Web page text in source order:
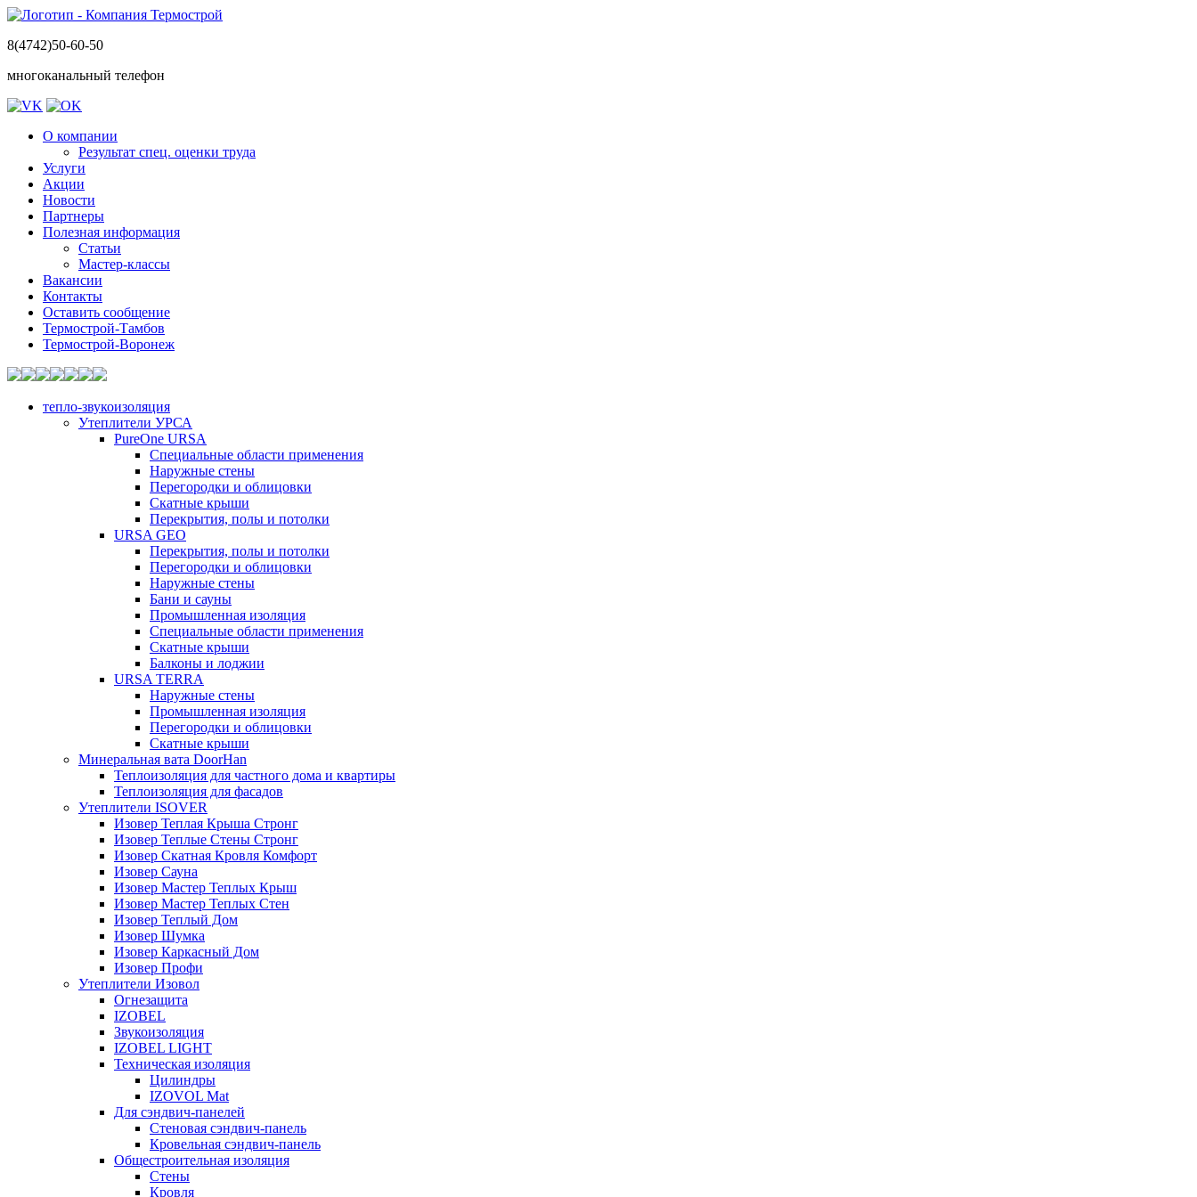
8(4742)50-60-50
многоканальный телефон
О компании
Результат спец. оценки труда
Услуги
Акции
Новости
Партнеры
Полезная информация
Статьи
Мастер-классы
Вакансии
Контакты
Оставить сообщение
Термострой-Тамбов
Термострой-Воронеж
тепло-звукоизоляция
Утеплители УРСА
PureOne URSA
Специальные области применения
Наружные стены
Перегородки и облицовки
Скатные крыши
Перекрытия, полы и потолки
URSA GEO
Перекрытия, полы и потолки
Перегородки и облицовки
Наружные стены
Бани и сауны
Промышленная изоляция
Специальные области применения
Скатные крыши
Балконы и лоджии
URSA TERRA
Наружные стены
Промышленная изоляция
Перегородки и облицовки
Скатные крыши
Минеральная вата DoorHan
Теплоизоляция для частного дома и квартиры
Теплоизоляция для фасадов
Утеплители ISOVER
Изовер Теплая Крыша Стронг
Изовер Теплые Стены Стронг
Изовер Скатная Кровля Комфорт
Изовер Сауна
Изовер Мастер Теплых Крыш
Изовер Мастер Теплых Стен
Изовер Теплый Дом
Изовер Шумка
Изовер Каркасный Дом
Изовер Профи
Утеплители Изовол
Огнезащита
IZOBEL
Звукоизоляция
IZOBEL LIGHT
Техническая изоляция
Цилиндры
IZOVOL Mat
Для сэндвич-панелей
Стеновая сэндвич-панель
Кровельная сэндвич-панель
Общестроительная изоляция
Стены
Кровля